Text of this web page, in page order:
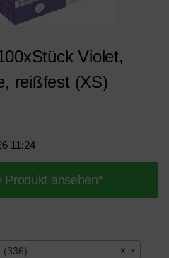
Violet,
reißfest (XS)
11:24
Produkt ansehen*
×
(336)